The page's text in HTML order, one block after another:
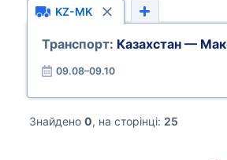
KZ-MK
Транспорт: Казахстан —
09.08–09.10
Знайдено 0, на сторінці: 25